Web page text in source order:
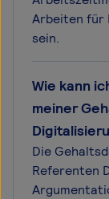
Arbeiten für
sein.
Wie kann
meiner
Die
Referenten